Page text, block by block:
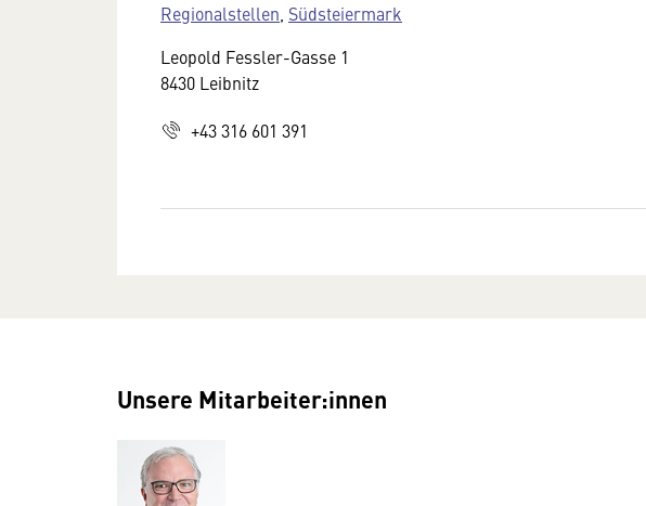
Regionalstellen Südsteiermark
Leopold Fessler-Gasse 1
8430 Leibnitz
+43 316 601 391
Unsere Mitarbeiter:innen